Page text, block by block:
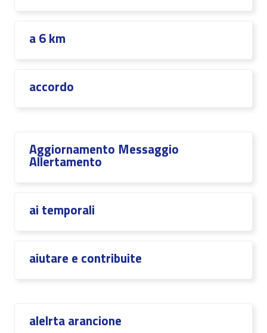
a 6 km
accordo
Aggiornamento Messaggio
Allertamento
ai temporali
aiutare e contribuite
alelrta arancione